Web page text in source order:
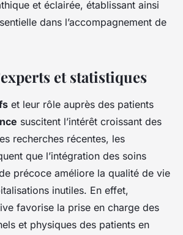
et éclairée, établissant ainsi
dans l’accompagnement de
et statistiques
et leur rôle auprès des patients
suscitent l’intérêt croissant des
recherches récentes, les
que l’intégration des soins
précoce améliore la qualité de vie
inutiles. En effet,
favorise la prise en charge des
et physiques des patients en